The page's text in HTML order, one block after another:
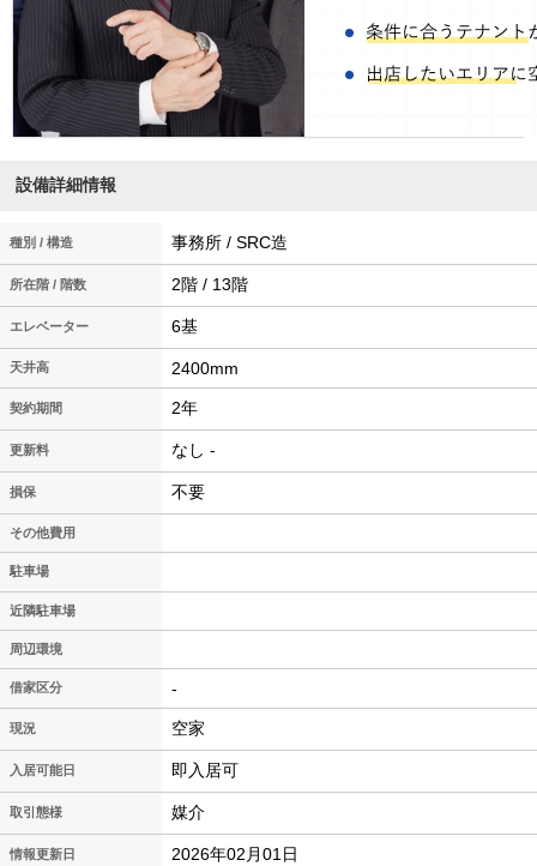
設備詳細情報
種別 / 構造 事務所 / SRC造
所在階 / 階数 2階 / 13階
エレベーター 6基
天井高 2400mm
契約期間 2年
更新料 なし -
損保 不要
その他費用
駐車場
近隣駐車場
周辺環境
借家区分 -
現況 空家
入居可能日 即入居可
取引態様 媒介
情報更新日 2026年02月01日